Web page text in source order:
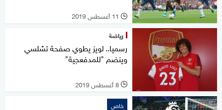
l 11 أغسطس 2019
رياضة
رسميا.. لويز يطوي صفحة تشلسي
وينضم "للمدفعجية"
l 8 أغسطس 2019
خاص